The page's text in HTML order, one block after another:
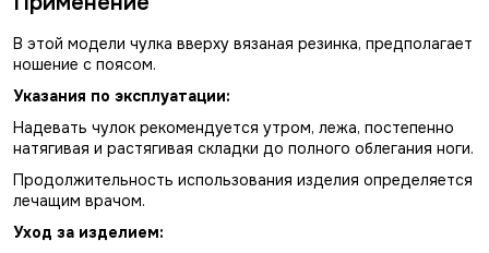
В этой модели чулка вверху вязаная резинка, предполагает
ношение с поясом.
Указания по эксплуатации:
Надевать чулок рекомендуется утром, лежа, постепенно
натягивая и растягивая складки до полного облегания ноги.
Продолжительность использования изделия определяется
лечащим врачом.
Уход за изделием: